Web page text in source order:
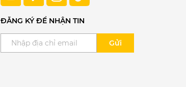
ĐĂNG KÝ ĐỂ NHẬN TIN
Gửi